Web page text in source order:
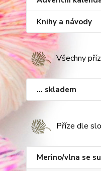
Knihy a návody
Všechny
... skladem
Příze dle
Merino/vlna se